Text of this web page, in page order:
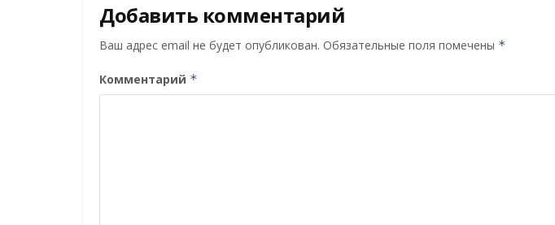
Добавить комментарий
Ваш адрес email не будет опубликован. Обязательные поля помечены *
Комментарий *